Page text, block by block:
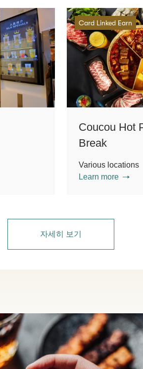
Card Linked Earn
Coucou Hot
Break
Various locations
Learn more
자세히 보기